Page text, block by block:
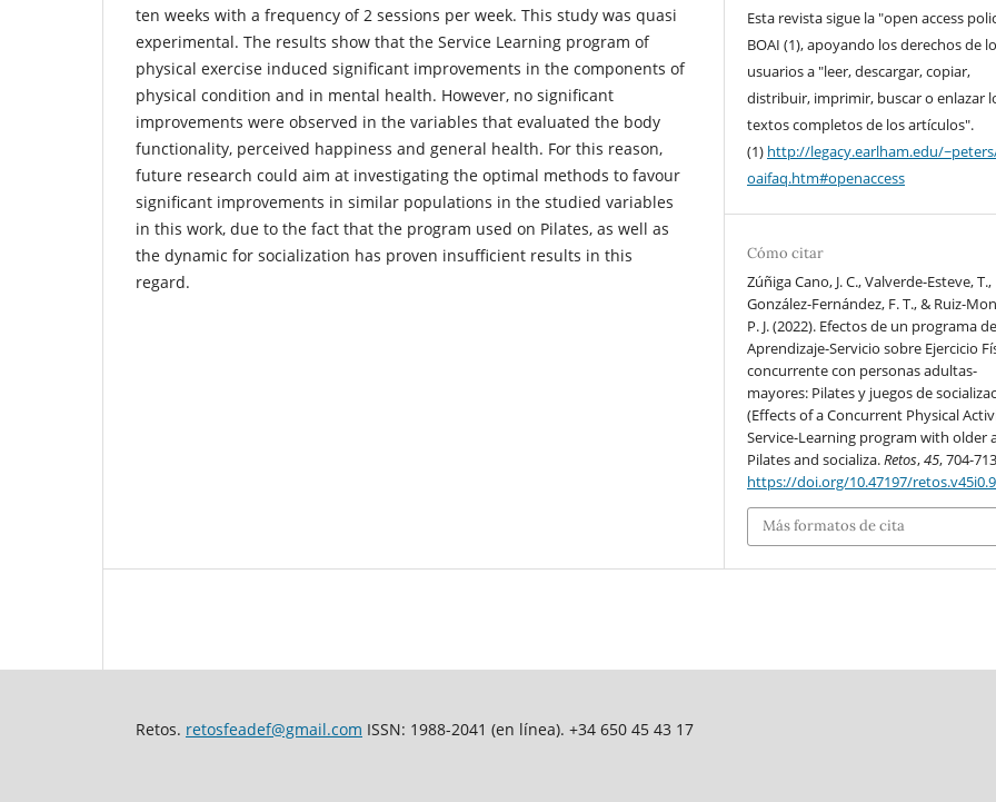
ten weeks with a frequency of 2 sessions per week. This study was quasi
experimental. The results show that the Service Learning program of
physical exercise induced significant improvements in the components of
physical condition and in mental health. However, no significant
improvements were observed in the variables that evaluated the body
functionality, perceived happiness and general health. For this reason,
future research could aim at investigating the optimal methods to favour
significant improvements in similar populations in the studied variables
in this work, due to the fact that the program used on Pilates, as well as
the dynamic for socialization has proven insufficient results in this
regard.
Esta revista sigue la "open access
BOAI (1), apoyando los derechos de
usuarios a "leer, descargar, copiar,
distribuir, imprimir, buscar o enlazar
textos completos de los artículos".
(1) http://legacy.earlham.edu/
oaifaq.htm#openaccess
Cómo citar
Zúñiga Cano, J. C., Valverde-Esteve, T.,
González-Fernández, F. T., & Ruiz-
P. J. (2022). Efectos de un programa de
Aprendizaje-Servicio sobre Ejercicio
concurrente con personas adultas-
mayores: Pilates y juegos de
(Effects of a Concurrent Physical
Service-Learning program with older
Pilates and socializa.Retos,45, 704-
https://doi.org/10.47197/
Más formatos de cita
Retos. retosfeadef@gmail.com ISSN: 1988-2041 (en línea). +34 650 45 43 17